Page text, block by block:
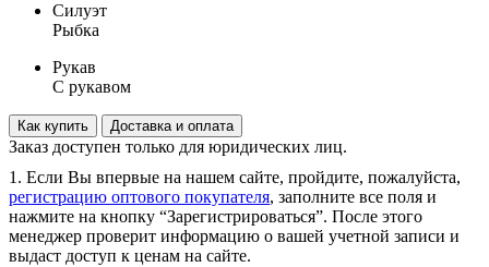
Силуэт
Рыбка
Рукав
С рукавом
Как купить Доставка и оплата
Заказ доступен только для юридических лиц.
1. Если Вы впервые на нашем сайте, пройдите, пожалуйста,
регистрацию оптового покупателя, заполните все поля и
нажмите на кнопку “Зарегистрироваться”. После этого
менеджер проверит информацию о вашей учетной записи и
выдаст доступ к ценам на сайте.